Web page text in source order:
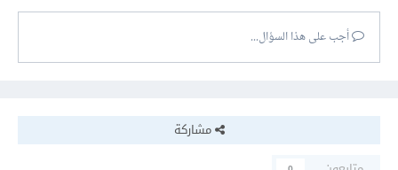
أجب على هذا السؤال...
مشاركة